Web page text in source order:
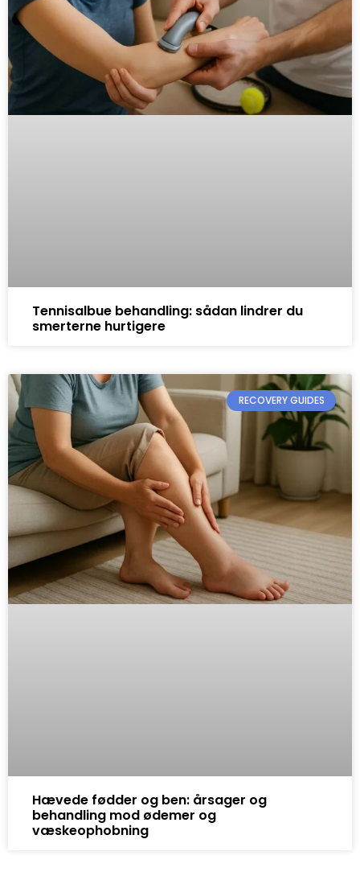
Tennisalbue behandling: sådan lindrer du
smerterne hurtigere
RECOVERY GUIDES
Hævede fødder og ben: årsager og
behandling mod ødemer og
væskeophobning